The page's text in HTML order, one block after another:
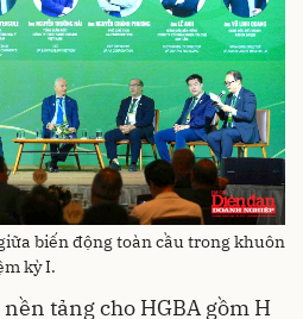
biến động toàn cầu trong khuôn
kỳ I.
tảng cho HGBA gồm H